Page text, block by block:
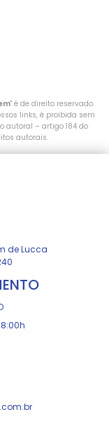
" é de direito reservado.
links, é proibida sem
autoral – artigo 184 do
autorais.
de Lucca